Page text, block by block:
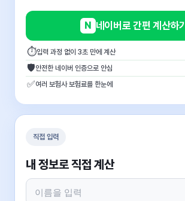
N 네이버로 간편 계산하기
⏱입력 과정 없이 3초 만에 계산
🛡안전한 네이버 인증으로 안심
✅여러 보험사 보험료를 한눈에
직접 입력
내 정보로 직접 계산